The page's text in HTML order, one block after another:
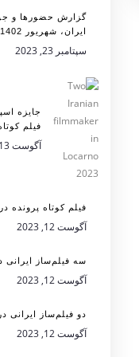
گزارش حضورها و
ایران، شهریور 1402
سپتامبر 23, 2023
جایزه
فیلم
آگوست 13, 2023
فیلم کوتاه پرونده
آگوست 12, 2023
سه فیلم‌ساز ایرانی در
آگوست 12, 2023
دو فیلم‌ساز ایرانی در
آگوست 12, 2023